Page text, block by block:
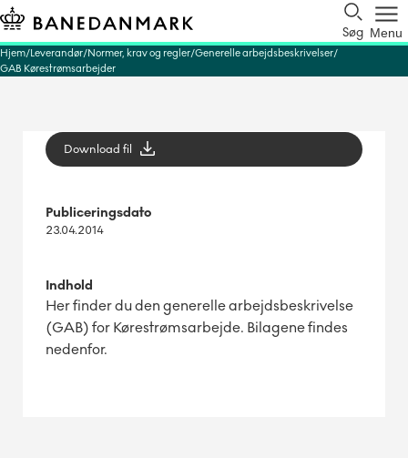
Søg Menu
Hjem Leverandør Normer, krav og regler Generelle arbejdsbeskrivelser
GAB Kørestrømsarbejder
Download fil
Publiceringsdato
23.04.2014
Indhold
Her finder du den generelle arbejdsbeskrivelse
(GAB) for Kørestrømsarbejde. Bilagene findes
nedenfor.